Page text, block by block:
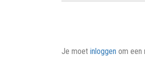
Je moet inloggen om een